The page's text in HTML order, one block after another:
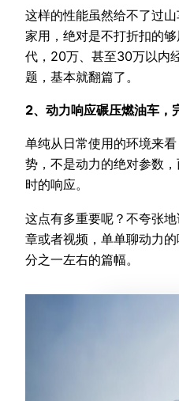
这样的性能虽然给不了过
家用，绝对是不打折扣的
代，20万、甚至30万以内
题，基本就翻篇了。
2、动力响应碾压燃油车，
单纯从日常使用的环境来
势，不是动力的绝对参数
时的响应。
这点有多重要呢？不夸张
章或者视频，单单聊动力
分之一左右的篇幅。